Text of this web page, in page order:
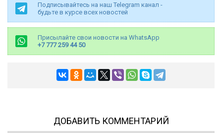
Подписывайтесь на наш Telegram канал -
будьте в курсе всех новостей
Присылайте свои новости на WhatsApp
+7 777 259 44 50
ДОБАВИТЬ КОММЕНТАРИЙ